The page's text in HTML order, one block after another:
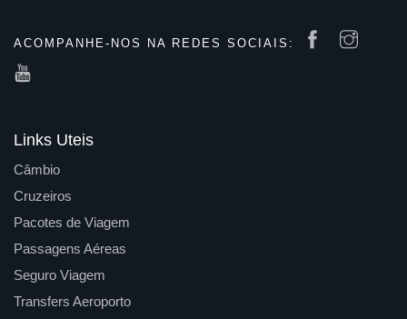
ACOMPANHE-NOS NA REDES SOCIAIS:
Links Uteis
Câmbio
Cruzeiros
Pacotes de Viagem
Passagens Aéreas
Seguro Viagem
Transfers Aeroporto